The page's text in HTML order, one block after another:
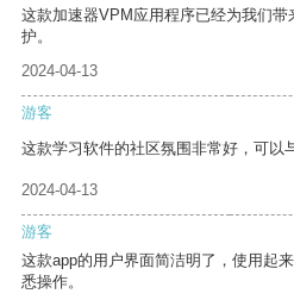
这款加速器VPM应用程序已经为我们
护。
2024-04-13
游客
这款学习软件的社区氛围非常好，可以
2024-04-13
游客
这款app的用户界面简洁明了，使用起
悉操作。